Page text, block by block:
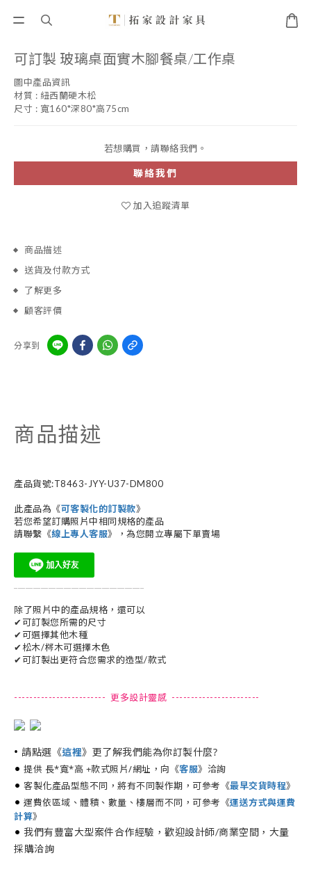
可訂製 玻璃桌面實木腳餐桌/工作桌
圖中產品資訊
材質 : 紐西蘭硬木松
尺寸 : 寬160*深80*高75cm
若想購買，請聯絡我們。
聯絡我們
加入追蹤清單
商品描述
送貨及付款方式
了解更多
顧客評價
分享到
商品描述
產品貨號:T8463-JYY-U37-DM800
此產品為《可客製化的訂製款》
若您希望訂購照片中相同規格的產品
請聯繫《線上專人客服》，為您開立專屬下單賣場
除了照片中的產品規格，還可以
✔可訂製您所需的尺寸
✔可選擇其他木種
✔松木/梣木可選擇木色
✔可訂製出更符合您需求的造型/款式
------------------------ 更多設計靈感 -----------------------
• 請點選《這裡》更了解我們能為你訂製什麼?
• 提供 長*寬*高 +款式照片/網址，向《客服》洽詢
• 客製化產品型態不同，將有不同製作期，可參考《最早交貨時程》
• 運費依區域、體積、數量、樓層而不同，可參考《運送方式與運費
計算》
• 我們有豐富大型案件合作經驗，歡迎設計師/商業空間，大量
採購洽詢